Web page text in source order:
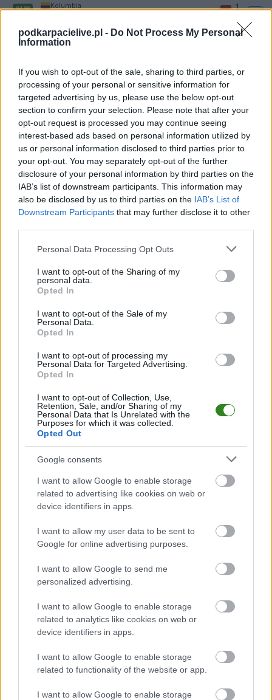
podkarpacielive.pl - Do Not Process My Personal
Information
If you wish to opt-out of the sale, sharing to third parties, or
processing of your personal or sensitive information for
targeted advertising by us, please use the below opt-out
section to confirm your selection. Please note that after your
opt-out request is processed you may continue seeing
interest-based ads based on personal information utilized by
us or personal information disclosed to third parties prior to
your opt-out. You may separately opt-out of the further
disclosure of your personal information by third parties on the
IAB’s list of downstream participants. This information may
also be disclosed by us to third parties on the IAB’s List of
Downstream Participants that may further disclose it to other
Please note that this website/app uses one or more Google
not limited to your visit or usage behaviour. You may click to
grant or deny consent to Google and its third-party tags to
use your data for below specified purposes in below Google
consent section.
Personal Data Processing Opt Outs
I want to opt-out of the Sharing of my
personal data.
Opted In
I want to opt-out of the Sale of my
Personal Data.
Opted In
I want to opt-out of processing my
Personal Data for Targeted Advertising.
Opted In
I want to opt-out of Collection, Use,
Retention, Sale, and/or Sharing of my
Personal Data that Is Unrelated with the
Purposes for which it was collected.
Opted Out
Google consents
I want to allow Google to enable storage
related to advertising like cookies on web or
device identifiers in apps.
I want to allow my user data to be sent to
Google for online advertising purposes.
I want to allow Google to send me
personalized advertising.
I want to allow Google to enable storage
related to analytics like cookies on web or
device identifiers in apps.
I want to allow Google to enable storage
related to functionality of the website or app.
I want to allow Google to enable storage
04:00
Kolumbia
P
1
TV
19:00
17.06.2026
Portugalia
DR Konga
R
1
TV
Mecz Portugalia - DR Konga (gr. K - MŚ 2026)
Spotkanie pomiędzyPortugalia i DR Kongarozegrane zostanie w
ramach gr. K - MŚ 2026 (1. kolejki - gr. K (MŚ 2026)).
Na stroniePodkarpacieLive.plznajdzieszwynik meczu, strzelców
bramek, kartki, składy, statystyki i informacje o przebiegu
spotkania . To kompletne źródło danych dla kibiców i pasjonatów
lokalnej piłki nożnej. Jeżeli aktualnie nie widzisz tutaj danych z pewnością
pracujemy nad tym żeby je uzupełnić.
Wynik meczu Portugalia vs DR Konga
Po zakończeniu spotkania automatycznie publikujemyoficjalny wynik
spotkania , a także dane meczowe, jeśli są dostępne.
Pełny harmonogram rozgrywek dostępny jest tutaj:gr. K - MŚ 2026 -
terminarz.
Informacje o składach i strzelcach
rezerwowych, zmiany oraz listę strzelców bramek
. Informacje te
aktualizujemy zależnie od poziomu ligi i dostępnych źródeł.
Jeśli jesteś kibicem klubu Portugalia lub DR Konga - zaglądaj tutaj częściej.
Nasz serwis regularnie dostarcza informacje o
PodkarpacieLive.pl to największa bazameczów lokalnych drużyn
piłkarskichw województwie. Sprawdź nasze relacje, śledź ulubioną ligę i
bądź na bieżąco z wydarzeniami z boisk!
Analiza przed meczem: Portugalia vs DR Konga
Portugalia - DR Kongaodbędzie się w ramach 1. kolejki - gr. K (MŚ
2026). Spotkanie zostanie rozegrane w dniu 17 czerwca 2026. Początek
meczu o godz. 19:00.
PortugaliaorazDR Konga
zmierzą się w fazie grupowej gr. K - MŚ 2026.
reprezentacji.
gr. K - MŚ 2026 - sytuacja w tabeli
zajmują
2. miejsce w tabeli. Goście (DR Konga) plasują się na
miejscu.
bramkowe.
Portugalia vs. DR Konga - relacja, wynik na żywo, transmisja
Wynik meczu Portugalia - DR Konga znajdziesz na naszej stronie zaraz po
jego zakończeniu. Jeżeli szukasz informacji meczowych, zajrzyj tutaj:
Portugalia vs. DR Konga - wynik, składy, strzelcy
Jeżeli w internecie lub TV dostępna jest
albo innych spotkań gr. K - MŚ 2026 na pewno
znajdziesz takie informacje na naszym portalu. Możliwe jednak, że nigdzie
nie pojawi się stream online z tego pojedynku. Śledź portal